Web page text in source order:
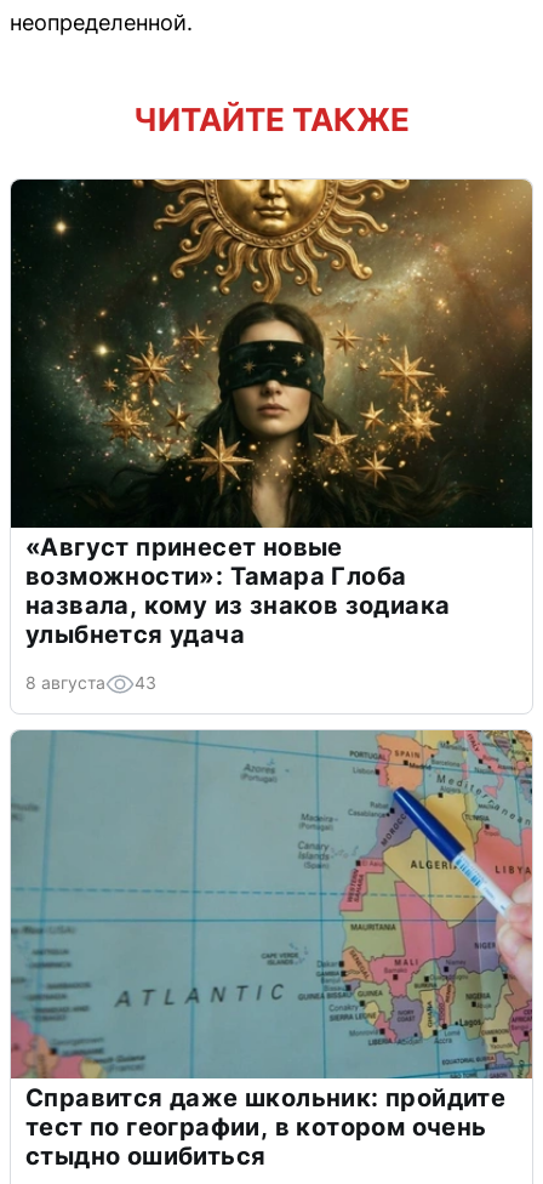
неопределенной.
ЧИТАЙТЕ ТАКЖЕ
«Август принесет новые
возможности»: Тамара Глоба
назвала, кому из знаков зодиака
улыбнется удача
8 августа 43
Справится даже школьник: пройдите
тест по географии, в котором очень
стыдно ошибиться